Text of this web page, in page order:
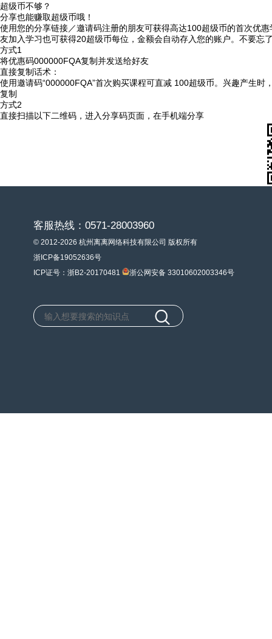
超级币不够？
分享也能赚取超级币哦！
使用您的分享链接／邀请码注册的朋友可获得高达100超级币的首次优
友加入学习也可获得20超级币每位，金额会自动存入您的账户。不要忘
方式1
将优惠码000000FQA复制并发送给好友
直接复制话术：
使用邀请码“000000FQA”首次购买课程可直减 100超级币。兴趣产生时
复制
方式2
直接扫描以下二维码，进入分享码页面，在手机端分享
客服热线：0571-28003960
© 2012-2026 杭州离离网络科技有限公司 版权所有
浙ICP备19052636号
ICP证号：浙B2-20170481
浙公网安备 33010602003346号